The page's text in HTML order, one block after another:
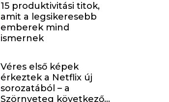
15 produktivitási titok,
amit a legsikeresebb
emberek mind
ismernek
Véres első képek
érkeztek a Netflix új
sorozatából – a
Szörnyeteg következő